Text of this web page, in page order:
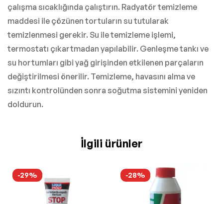
çalışma sıcaklığında çalıştırın. Radyatör temizleme
maddesi ile çözünen tortuların su tutularak
temizlenmesi gerekir. Su ile temizleme işlemi,
termostatı çıkartmadan yapılabilir. Genleşme tankı ve
su hortumları gibi yağ girişinden etkilenen parçaların
değiştirilmesi önerilir. Temizleme, havasını alma ve
sızıntı kontrolünden sonra soğutma sistemini yeniden
doldurun.
İlgili ürünler
-29% -28%